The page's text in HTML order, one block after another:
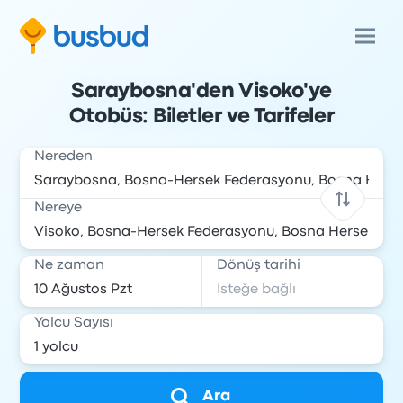
Saraybosna'den Visoko'ye
Otobüs: Biletler ve Tarifeler
Nereden
Nereye
Ne zaman Dönüş tarihi
Yolcu Sayısı
Ara